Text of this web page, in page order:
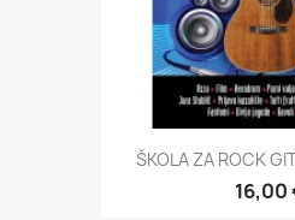
ŠKOLA ZA ROCK
16,00